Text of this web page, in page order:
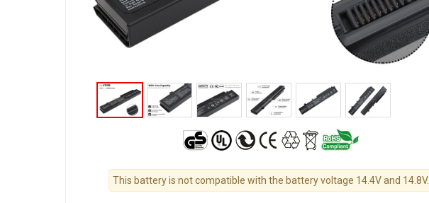
This battery is not compatible with the battery voltage 14.4V and 14.8V.